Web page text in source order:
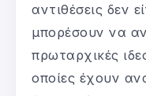
αντιθέσεις δεν
μπορέσουν να
πρωταρχικές
οποίες έχουν